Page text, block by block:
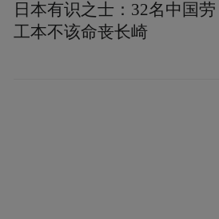
日本有识之士：32名中国劳
工本不该命丧长崎